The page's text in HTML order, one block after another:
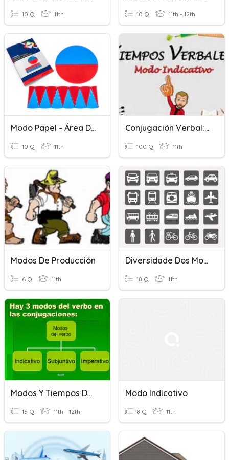
10 Q 11th 10 Q 11th - 12th
Modo Papel - Área Do Círculo E De Suas Partes
10 Q 11th
Conjugación Verbal: Modo Indicativo
100 Q 11th
Modos De Producción
6 Q 11th
Diversidade Dos Modos De Transporte
18 Q 11th
Modos Y Tiempos Del Verbo Práctica
15 Q 11th - 12th
Modo Indicativo
8 Q 11th